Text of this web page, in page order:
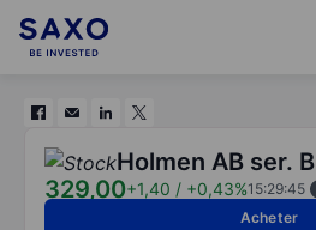
Holmen AB ser. B
329,00+1,40 / +0,43%15:29:45
Acheter